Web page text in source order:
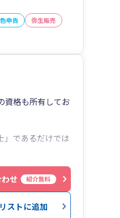
申告
弥生販売
資格も所有してお
」であるだけでは
考えています。
、「経営に関す
ともに～」をモ
ます。
せ 紹介無料
ストに追加